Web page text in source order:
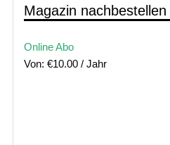
Magazin nachbestellen
Online Abo
Von: €10.00 / Jahr